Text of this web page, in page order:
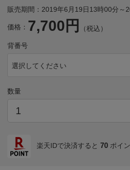
販売期間：2019年6月19日13時00分～
価格： 7,700円 （税込）
背番号
選択してください
数量
楽天IDで決済すると 70 ポイ